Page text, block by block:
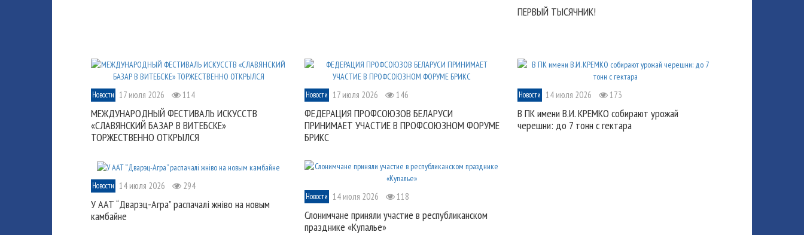
ПЕРВЫЙ ТЫСЯЧНИК!
Новости 17 июля 2026 114
МЕЖДУНАРОДНЫЙ ФЕСТИВАЛЬ ИСКУССТВ
«СЛАВЯНСКИЙ БАЗАР В ВИТЕБСКЕ»
ТОРЖЕСТВЕННО ОТКРЫЛСЯ
Новости 17 июля 2026 146
ФЕДЕРАЦИЯ ПРОФСОЮЗОВ БЕЛАРУСИ
ПРИНИМАЕТ УЧАСТИЕ В ПРОФСОЮЗНОМ ФОРУМЕ
БРИКС
Новости 14 июля 2026 173
В ПК имени В.И. КРЕМКО собирают урожай
черешни: до 7 тонн с гектара
Новости 14 июля 2026 294
У ААТ “Дварэц-Агра” распачалі жніво на новым
камбайне
Новости 14 июля 2026 118
Слонимчане приняли участие в республиканском
празднике «Купалье»